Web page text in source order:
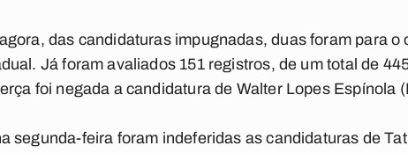
das candidaturas impugnadas, duas foram para
Já foram avaliados 151 registros, de um total de
foi negada a candidatura de Walter Lopes Espínola
segunda-feira foram indeferidas as candidaturas de